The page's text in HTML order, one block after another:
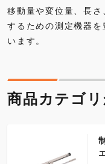
移動量や変位量、長
するための測定機器
います。
商品カテゴ